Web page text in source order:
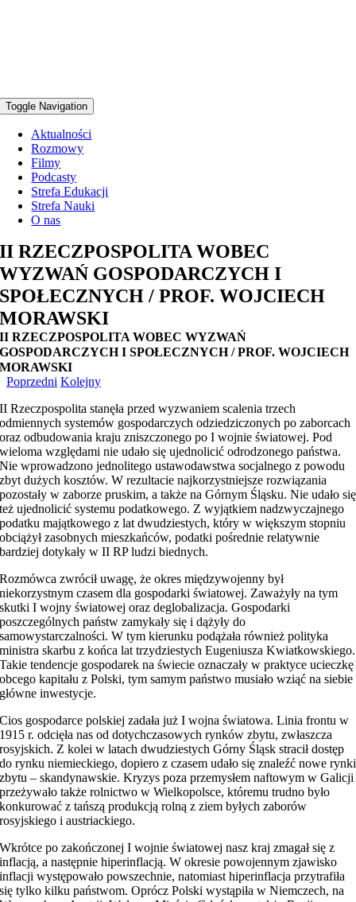
Toggle Navigation
Aktualności
Rozmowy
Filmy
Podcasty
Strefa Edukacji
Strefa Nauki
O nas
II RZECZPOSPOLITA WOBEC
WYZWAŃ GOSPODARCZYCH I
SPOŁECZNYCH / PROF. WOJCIECH
MORAWSKI
II RZECZPOSPOLITA WOBEC WYZWAŃ
GOSPODARCZYCH I SPOŁECZNYCH / PROF. WOJCIECH
MORAWSKI
Poprzedni Kolejny
II Rzeczpospolita stanęła przed wyzwaniem scalenia trzech
odmiennych systemów gospodarczych odziedziczonych po zaborcach
oraz odbudowania kraju zniszczonego po I wojnie światowej. Pod
wieloma względami nie udało się ujednolicić odrodzonego państwa.
Nie wprowadzono jednolitego ustawodawstwa socjalnego z powodu
zbyt dużych kosztów. W rezultacie najkorzystniejsze rozwiązania
pozostały w zaborze pruskim, a także na Górnym Śląsku. Nie udało się
też ujednolicić systemu podatkowego. Z wyjątkiem nadzwyczajnego
podatku majątkowego z lat dwudziestych, który w większym stopniu
obciążył zasobnych mieszkańców, podatki pośrednie relatywnie
bardziej dotykały w II RP ludzi biednych.
Rozmówca zwrócił uwagę, że okres międzywojenny był
niekorzystnym czasem dla gospodarki światowej. Zaważyły na tym
skutki I wojny światowej oraz deglobalizacja. Gospodarki
poszczególnych państw zamykały się i dążyły do
samowystarczalności. W tym kierunku podążała również polityka
ministra skarbu z końca lat trzydziestych Eugeniusza Kwiatkowskiego.
Takie tendencje gospodarek na świecie oznaczały w praktyce ucieczkę
obcego kapitału z Polski, tym samym państwo musiało wziąć na siebie
główne inwestycje.
Cios gospodarce polskiej zadała już I wojna światowa. Linia frontu w
1915 r. odcięła nas od dotychczasowych rynków zbytu, zwłaszcza
rosyjskich. Z kolei w latach dwudziestych Górny Śląsk stracił dostęp
do rynku niemieckiego, dopiero z czasem udało się znaleźć nowe rynki
zbytu – skandynawskie. Kryzys poza przemysłem naftowym w Galicji
przeżywało także rolnictwo w Wielkopolsce, któremu trudno było
konkurować z tańszą produkcją rolną z ziem byłych zaborów
rosyjskiego i austriackiego.
Wkrótce po zakończonej I wojnie światowej nasz kraj zmagał się z
inflacją, a następnie hiperinflacją. W okresie powojennym zjawisko
inflacji występowało powszechnie, natomiast hiperinflacja przytrafiła
się tylko kilku państwom. Oprócz Polski wystąpiła w Niemczech, na